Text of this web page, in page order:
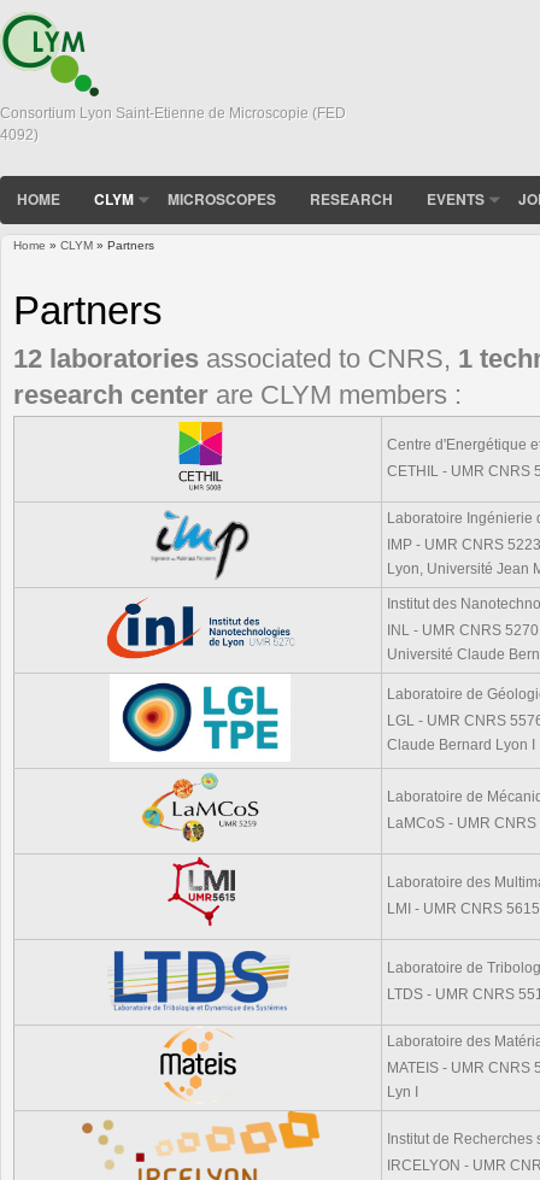
Consortium Lyon Saint-Etienne de Microscopie (FED
4092)
HOME CLYM MICROSCOPES RESEARCH EVENTS
Home » CLYM » Partners
Partners
12 laboratories associated to CNRS, 1
research center are CLYM members :
Centre d'Energétique
CETHIL - UMR CNRS
Laboratoire Ingénierie
IMP - UMR CNRS
Lyon, Université Jean
Institut des
INL - UMR CNRS
Université Claude
Laboratoire de
LGL - UMR CNRS
Claude Bernard Lyon I
Laboratoire de
LaMCoS - UMR
Laboratoire des
LMI - UMR CNRS
Laboratoire de
LTDS - UMR CNRS
Laboratoire des
MATEIS - UMR CNRS
Lyn I
Institut de Recherches
IRCELYON - UMR